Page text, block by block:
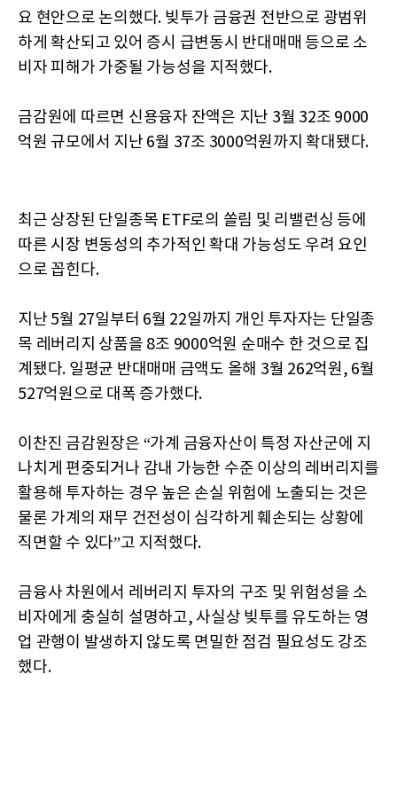
요 현안으로 논의했다. 빚투가 금융권 전반으로 광범위
하게 확산되고 있어 증시 급변동시 반대매매 등으로 소
비자 피해가 가중될 가능성을 지적했다.
금감원에 따르면 신용융자 잔액은 지난 3월 32조 9000
억원 규모에서 지난 6월 37조 3000억원까지 확대됐다.
최근 상장된 단일종목 ETF로의 쏠림 및 리밸런싱 등에
따른 시장 변동성의 추가적인 확대 가능성도 우려 요인
으로 꼽힌다.
지난 5월 27일부터 6월 22일까지 개인 투자자는 단일종
목 레버리지 상품을 8조 9000억원 순매수 한 것으로 집
계됐다. 일평균 반대매매 금액도 올해 3월 262억원, 6월
527억원으로 대폭 증가했다.
이찬진 금감원장은 “가계 금융자산이 특정 자산군에 지
나치게 편중되거나 감내 가능한 수준 이상의 레버리지를
활용해 투자하는 경우 높은 손실 위험에 노출되는 것은
물론 가계의 재무 건전성이 심각하게 훼손되는 상황에
직면할 수 있다”고 지적했다.
금융사 차원에서 레버리지 투자의 구조 및 위험성을 소
비자에게 충실히 설명하고, 사실상 빚투를 유도하는 영
업 관행이 발생하지 않도록 면밀한 점검 필요성도 강조
했다.